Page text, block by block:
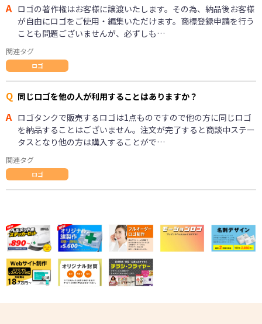
A ロゴの著作権はお客様に譲渡いたします。その為、納品後お客様
が自由にロゴをご使用・編集いただけます。商標登録申請を行う
ことも問題ございませんが、必ずしも…
関連タグ
ロゴ
Q 同じロゴを他の人が利用することはありますか？
A ロゴタンクで販売するロゴは1点ものですので他の方に同じロゴ
を納品することはございません。注文が完了すると商談中ステー
タスとなり他の方は購入することがで…
関連タグ
ロゴ